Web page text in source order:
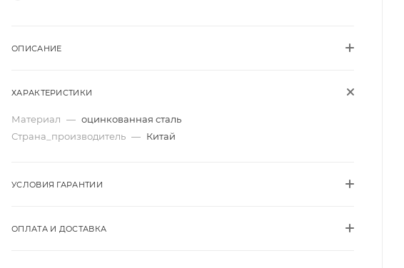
ОПИСАНИЕ
ХАРАКТЕРИСТИКИ
Материал — оцинкованная сталь
Страна_производитель — Китай
УСЛОВИЯ ГАРАНТИИ
ОПЛАТА И ДОСТАВКА